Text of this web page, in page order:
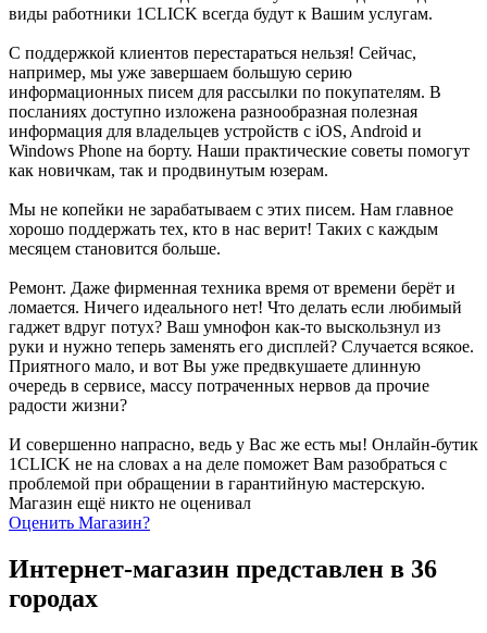
виды работники 1CLICK всегда будут к Вашим услугам.
С поддержкой клиентов перестараться нельзя! Сейчас,
например, мы уже завершаем большую серию
информационных писем для рассылки по покупателям. В
посланиях доступно изложена разнообразная полезная
информация для владельцев устройств с iOS, Android и
Windows Phone на борту. Наши практические советы помогут
как новичкам, так и продвинутым юзерам.
Мы не копейки не зарабатываем с этих писем. Нам главное
хорошо поддержать тех, кто в нас верит! Таких с каждым
месяцем становится больше.
Ремонт. Даже фирменная техника время от времени берёт и
ломается. Ничего идеального нет! Что делать если любимый
гаджет вдруг потух? Ваш умнофон как-то выскользнул из
руки и нужно теперь заменять его дисплей? Случается всякое.
Приятного мало, и вот Вы уже предвкушаете длинную
очередь в сервисе, массу потраченных нервов да прочие
радости жизни?
И совершенно напрасно, ведь у Вас же есть мы! Онлайн-бутик
1CLICK не на словах а на деле поможет Вам разобраться с
проблемой при обращении в гарантийную мастерскую.
Магазин ещё никто не оценивал
Оценить Магазин?
Интернет-магазин представлен в 36
городах